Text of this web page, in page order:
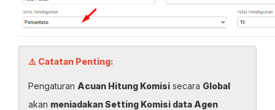
⚠️ Catatan Penting:
Pengaturan Acuan Hitung Komisi secara Global
akan meniadakan Setting Komisi data Agen